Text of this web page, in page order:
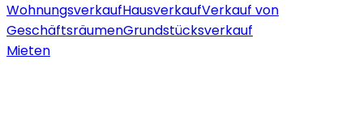
WohnungsverkaufHausverkaufVerkauf von
GeschäftsräumenGrundstücksverkauf
Mieten